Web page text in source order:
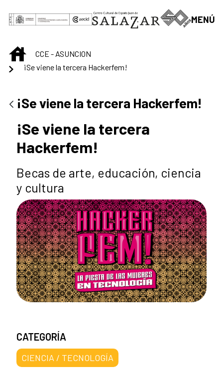
Saltar al contenido principal
MENÚ
INICIOCCE - ASUNCION
¡Se viene la tercera Hackerfem!
¡Se viene la tercera Hackerfem!
¡Se viene la tercera
Hackerfem!
Becas de arte, educación, ciencia
y cultura
CATEGORÍA
CIENCIA / TECNOLOGÍA